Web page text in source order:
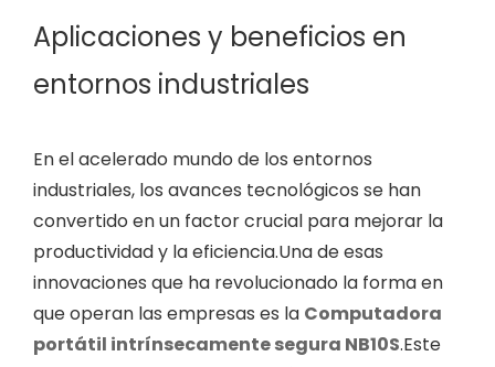
Aplicaciones y beneficios en
entornos industriales
En el acelerado mundo de los entornos
industriales, los avances tecnológicos se han
convertido en un factor crucial para mejorar la
productividad y la eficiencia.Una de esas
innovaciones que ha revolucionado la forma en
que operan las empresas es la Computadora
portátil intrínsecamente segura NB10S.Este